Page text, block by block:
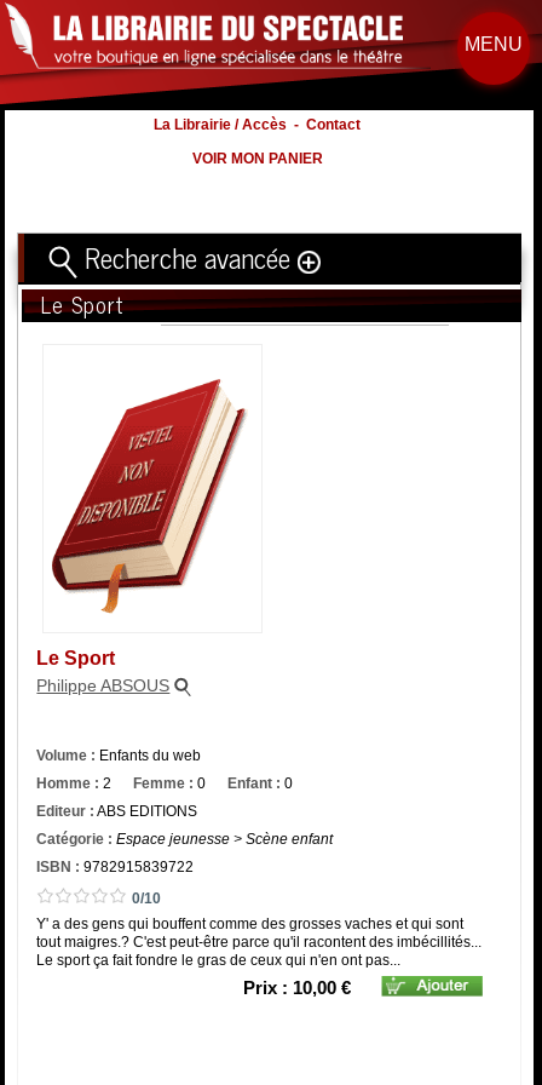
MENU
La Librairie / Accès -Contact
VOIR MON PANIER
Recherche avancée
Titre
Distribution:
Nb. d'hommes :
Nb. Femmes
Nb. Enfants
à
Catégorie
Le Sport
Le Sport
Philippe ABSOUS
Volume : Enfants du web
Homme : 2Femme : 0Enfant : 0
Editeur : ABS EDITIONS
Catégorie : Espace jeunesse > Scène enfant
ISBN : 9782915839722
0/10
Y' a des gens qui bouffent comme des grosses vaches et qui sont
tout maigres.? C'est peut-être parce qu'il racontent des imbécillités...
Le sport ça fait fondre le gras de ceux qui n'en ont pas...
Prix : 10,00 €